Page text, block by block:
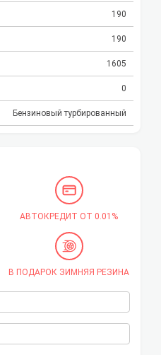
190
190
1605
0
Бензиновый турбированный
АВТОКРЕДИТ ОТ 0.01%
В ПОДАРОК ЗИМНЯЯ РЕЗИНА